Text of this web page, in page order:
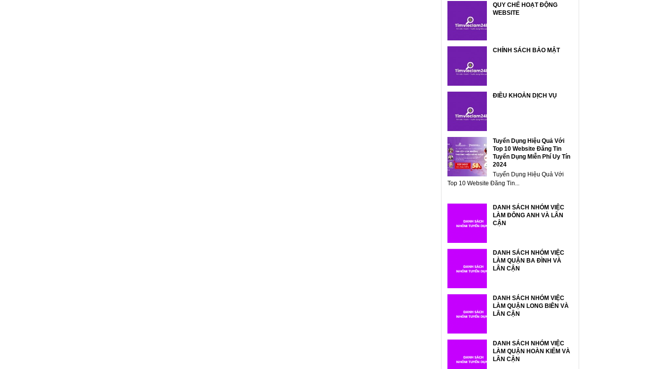
QUY CHẾ HOẠT ĐỘNG
WEBSITE
CHÍNH SÁCH BẢO MẬT
ĐIỀU KHOẢN DỊCH VỤ
Tuyển Dụng Hiệu Quả Với
Top 10 Website Đăng Tin
Tuyển Dụng Miễn Phí Uy Tín
2024
Tuyển Dụng Hiệu Quả Với
Top 10 Website Đăng Tin...
DANH SÁCH NHÓM VIỆC
LÀM ĐÔNG ANH VÀ LÂN
CẬN
DANH SÁCH NHÓM VIỆC
LÀM QUẬN BA ĐÌNH VÀ
LÂN CẬN
DANH SÁCH NHÓM VIỆC
LÀM QUẬN LONG BIÊN VÀ
LÂN CẬN
DANH SÁCH NHÓM VIỆC
LÀM QUẬN HOÀN KIẾM VÀ
LÂN CẬN